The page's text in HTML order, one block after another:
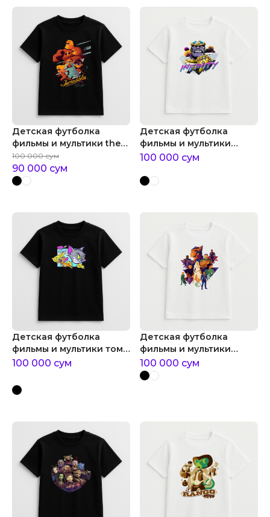
Детская футболка
фильмы и мультики the
incredibles
100 000 сум
90 000 сум
Детская футболка
фильмы и мультики
комиксы marvel танос
100 000 сум
Детская футболка
фильмы и мультики том
и джери
100 000 сум
Детская футболка
фильмы и мультики
комиксы marvel eternals
100 000 сум